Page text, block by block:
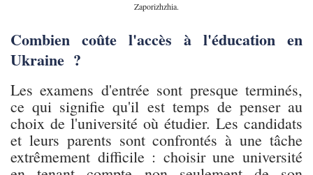
Zaporizhzhia.
Combien coûte l'accès à l'éducation en
Ukraine ?
Les examens d'entrée sont presque terminés,
ce qui signifie qu'il est temps de penser au
choix de l'université où étudier. Les candidats
et leurs parents sont confrontés à une tâche
extrêmement difficile : choisir une université